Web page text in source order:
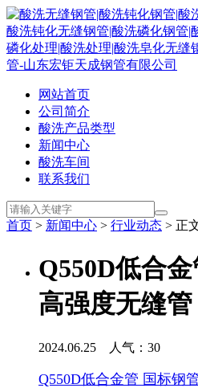
网站首页
公司简介
酸洗产品类型
新闻中心
酸洗车间
联系我们
首页 > 新闻中心 > 行业动态 > 正
Q550D低合
高强度无缝
2024.06.25 人气： 30
Q550D低合金管 国标钢